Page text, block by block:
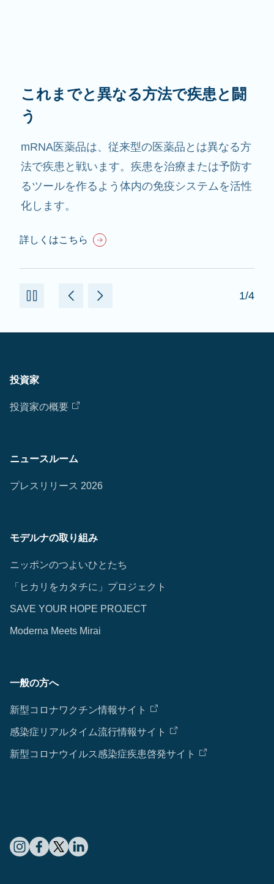
これまでと異なる方法で疾患と闘
う
mRNA医薬品は、従来型の医薬品とは異なる方
法で疾患と戦います。疾患を治療または予防す
るツールを作るよう体内の免疫システムを活性
化します。
詳しくはこちら
1/4
投資家
投資家の概要
ニュースルーム
プレスリリース 2026
モデルナの取り組み
ニッポンのつよいひとたち
「ヒカリをカタチに」プロジェクト
SAVE YOUR HOPE PROJECT
Moderna Meets Mirai
一般の方へ
新型コロナワクチン情報サイト
感染症リアルタイム流行情報サイト
新型コロナウイルス感染症疾患啓発サイト